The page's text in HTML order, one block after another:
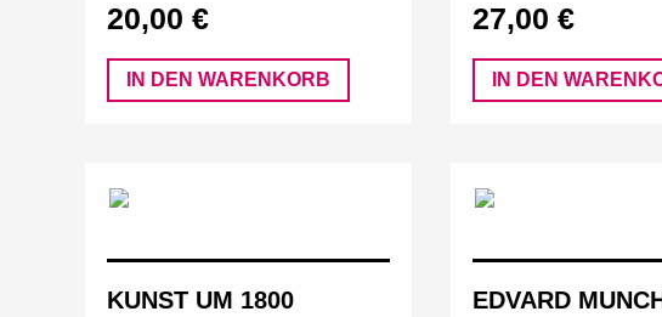
20,00 €
IN DEN WARENKORB
27,00 €
IN DEN
KUNST UM 1800 EDVARD